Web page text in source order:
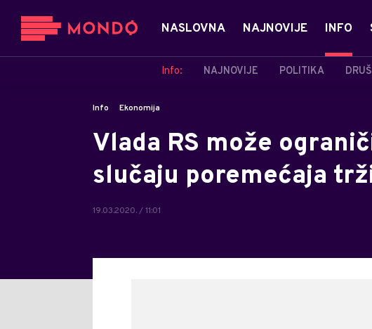
NASLOVNA NAJNOVIJE INFO
Info: NAJNOVIJE POLITIKA
Info Ekonomija
Vlada RS može
slučaju poremećaja
19.03.2020. / 11:01